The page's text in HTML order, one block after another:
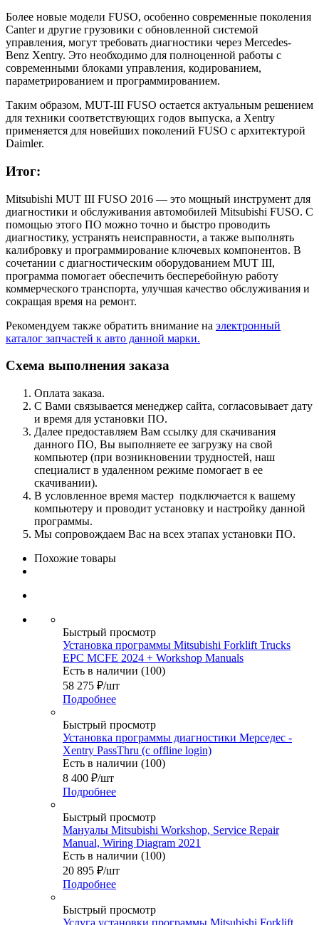
Более новые модели FUSO, особенно современные поколения
Canter и другие грузовики с обновленной системой
управления, могут требовать диагностики через Mercedes-
Benz Xentry. Это необходимо для полноценной работы с
современными блоками управления, кодированием,
параметрированием и программированием.
Таким образом, MUT-III FUSO остается актуальным решением
для техники соответствующих годов выпуска, а Xentry
применяется для новейших поколений FUSO с архитектурой
Daimler.
Итог:
Mitsubishi MUT III FUSO 2016 — это мощный инструмент для
диагностики и обслуживания автомобилей Mitsubishi FUSO. С
помощью этого ПО можно точно и быстро проводить
диагностику, устранять неисправности, а также выполнять
калибровку и программирование ключевых компонентов. В
сочетании с диагностическим оборудованием MUT III,
программа помогает обеспечить бесперебойную работу
коммерческого транспорта, улучшая качество обслуживания и
сокращая время на ремонт.
Рекомендуем также обратить внимание на электронный
каталог запчастей к авто данной марки.
Схема выполнения заказа
Оплата заказа.
С Вами связывается менеджер сайта, согласовывает дату
и время для установки ПО.
Далее предоставляем Вам ссылку для скачивания
данного ПО, Вы выполняете ее загрузку на свой
компьютер (при возникновении трудностей, наш
специалист в удаленном режиме помогает в ее
скачивании).
В условленное время мастер подключается к вашему
компьютеру и проводит установку и настройку данной
программы.
Мы сопровождаем Вас на всех этапах установки ПО.
Похожие товары
Быстрый просмотр
Установка программы Mitsubishi Forklift Trucks
EPC MCFE 2024 + Workshop Manuals
Есть в наличии (100)
58 275 ₽/шт
Подробнее
Быстрый просмотр
Установка программы диагностики Мерседес -
Xentry PassThru (с offline login)
Есть в наличии (100)
8 400 ₽/шт
Подробнее
Быстрый просмотр
Мануалы Mitsubishi Workshop, Service Repair
Manual, Wiring Diagram 2021
Есть в наличии (100)
20 895 ₽/шт
Подробнее
Быстрый просмотр
Услуга установки программы Mitsubishi Forklift